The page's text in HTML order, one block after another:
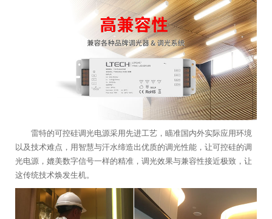
雷特的可控硅调光电源采用先进工艺，瞄准国内外实际应用环境
以及技术难点，用智慧与汗水缔造出优质的调光性能，让可控硅的调
光电源，媲美数字信号一样的精准，调光效果与兼容性接近极致，让
这传统技术焕发生机。